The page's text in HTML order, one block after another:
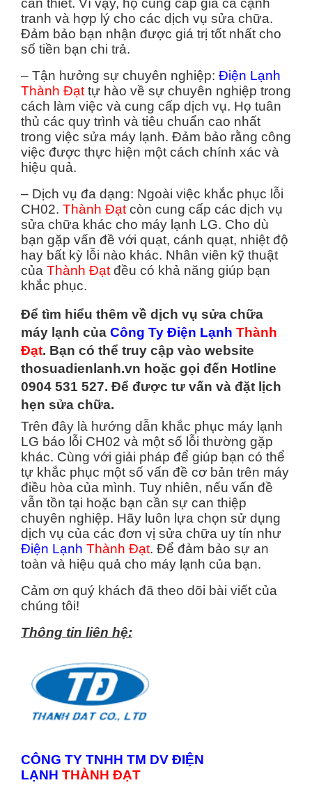
cần thiết. Vì vậy, họ cung cấp giá cả cạnh
tranh và hợp lý cho các dịch vụ sửa chữa.
Đảm bảo bạn nhận được giá trị tốt nhất cho
số tiền bạn chi trả.
– Tận hưởng sự chuyên nghiệp: Điện Lạnh
Thành Đạt tự hào về sự chuyên nghiệp trong
cách làm việc và cung cấp dịch vụ. Họ tuân
thủ các quy trình và tiêu chuẩn cao nhất
trong việc sửa máy lạnh. Đảm bảo rằng công
việc được thực hiện một cách chính xác và
hiệu quả.
– Dịch vụ đa dạng: Ngoài việc khắc phục lỗi
CH02. Thành Đạt còn cung cấp các dịch vụ
sửa chữa khác cho máy lạnh LG. Cho dù
bạn gặp vấn đề với quạt, cánh quạt, nhiệt độ
hay bất kỳ lỗi nào khác. Nhân viên kỹ thuật
của Thành Đạt đều có khả năng giúp bạn
khắc phục.
Để tìm hiểu thêm về dịch vụ sửa chữa
máy lạnh của Công Ty Điện Lạnh Thành
Đạt. Bạn có thể truy cập vào website
thosuadienlanh.vn hoặc gọi đến Hotline
0904 531 527. Để được tư vấn và đặt lịch
hẹn sửa chữa.
Trên đây là hướng dẫn khắc phục máy lạnh
LG báo lỗi CH02 và một số lỗi thường gặp
khác. Cùng với giải pháp để giúp bạn có thể
tự khắc phục một số vấn đề cơ bản trên máy
điều hòa của mình. Tuy nhiên, nếu vấn đề
vẫn tồn tại hoặc bạn cần sự can thiệp
chuyên nghiệp. Hãy luôn lựa chọn sử dụng
dịch vụ của các đơn vị sửa chữa uy tín như
Điện Lạnh Thành Đạt. Để đảm bảo sự an
toàn và hiệu quả cho máy lạnh của bạn.
Cảm ơn quý khách đã theo dõi bài viết của
chúng tôi!
Thông tin liên hệ:
CÔNG TY TNHH TM DV ĐIỆN
LẠNH THÀNH ĐẠT